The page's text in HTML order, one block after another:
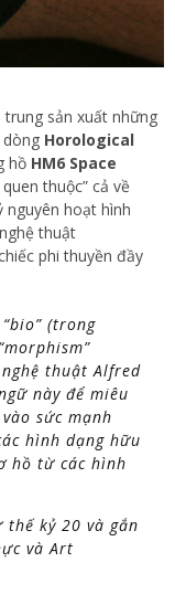
sản xuất những
dòng Horological
hồ HM6 Space
thuộc” cả về
hoạt hình
thuật
phi thuyền đầy
(trong
thuật Alfred
này để miêu
sức mạnh
hình dạng hữu
hồ từ các hình
kỷ 20 và gắn
và Art